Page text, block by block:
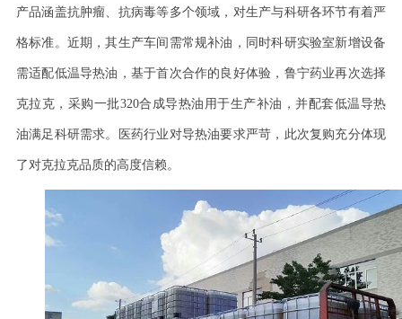
产品涵盖抗肿瘤、抗病毒等多个领域，对生产与科研各环节有着严
格标准。近期，其生产车间需常规补油，同时科研实验室新增设备
需适配低温导热油，基于首次合作的良好体验，鲁宁药业再次选择
克拉克，采购一批320合成导热油用于生产补油，并配套低温导热
油满足科研需求。医药行业对导热油要求严苛，此次复购充分体现
了对克拉克品质的高度信赖。